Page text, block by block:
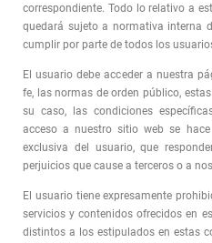
correspondiente. Todo lo relativo a
quedará sujeto a normativa interna
cumplir por parte de todos los
El usuario debe acceder a nuestra
fe, las normas de orden público,
su caso, las condiciones
acceso a nuestro sitio web se
exclusiva del usuario, que
perjuicios que cause a terceros o a
El usuario tiene expresamente
servicios y contenidos ofrecidos en
distintos a los estipulados en estas